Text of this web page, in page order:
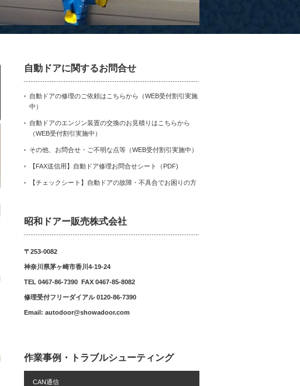
自動ドアに関するお問合せ
自動ドアの修理のご依頼はこちらから（WEB受付割引実施
中）
自動ドアのエンジン装置の交換のお見積りはこちらから
（WEB受付割引実施中）
その他、お問合せ・ご不明な点等（WEB受付割引実施中）
【FAX送信用】自動ドア修理お問合せシート（PDF)
【チェックシート】自動ドアの故障・不具合でお困りの方
昭和ドアー販売株式会社
〒253-0082
神奈川県茅ヶ崎市香川4-19-24
TEL 0467-86-7390 FAX 0467-85-8082
修理受付フリーダイアル 0120-86-7390
Email: autodoor@showadoor.com
作業事例・トラブルシューティング
CAN通信